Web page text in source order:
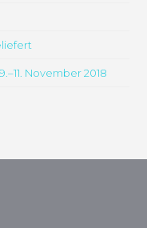
November 2018